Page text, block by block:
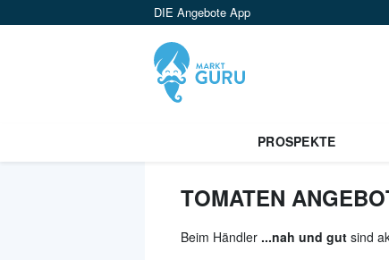
DIE Angebote App
PROSPEKTE
TOMATEN
Beim Händler ...nah und gut sind